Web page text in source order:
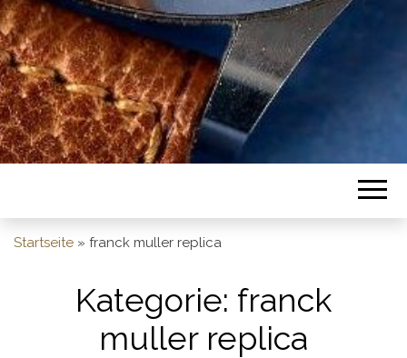
Startseite » franck muller replica
Kategorie: franck
muller replica